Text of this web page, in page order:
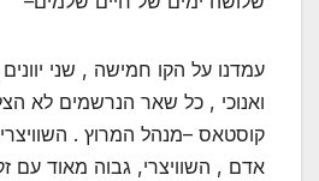
עמדנו על הקו חמישה , שני יוונים
ואנוכי , כל שאר הנרשמים לא
קוסטאס –מנהל המרוץ .
אדם , השוויצרי, גבוה מאוד עם